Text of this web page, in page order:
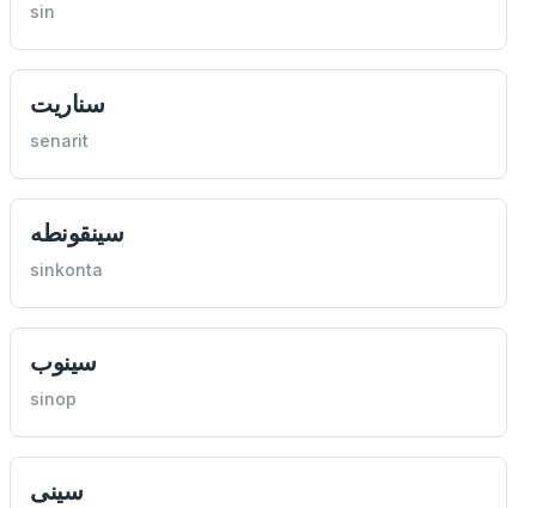
sin
سناريت
senarit
سينقونطه
sinkonta
سينوب
sinop
سينی